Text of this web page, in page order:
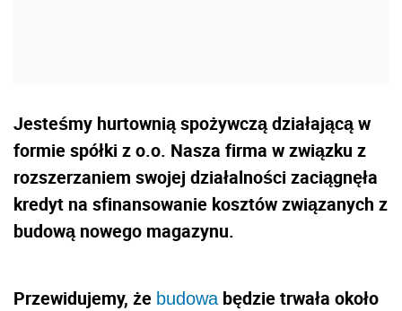
Jesteśmy hurtownią spożywczą działającą w
formie spółki z o.o. Nasza firma w związku z
rozszerzaniem swojej działalności zaciągnęła
kredyt na sfinansowanie kosztów związanych z
budową nowego magazynu.
Przewidujemy, że budowabędzie trwała około